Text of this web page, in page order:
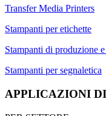
Transfer Media Printers
Stampanti per etichette
Stampanti di produzione
Stampanti per segnaletica
APPLICAZIONI